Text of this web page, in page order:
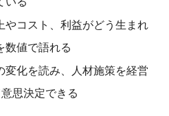
やコスト、利益がどう生まれ
数値で語れる
変化を読み、人材施策を経営
思決定できる